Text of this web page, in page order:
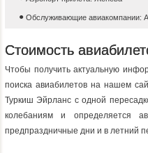
Обслуживающие авиакомпании:
Стоимость
Чтобы получить актуальную
поиска авиабилетов на нашем
Туркиш Эйрланс с одной
колебаниям и определяется
предпраздничные дни и в летний